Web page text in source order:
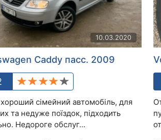
10.03.2020
Caddy пасс. 2009
сімейний автомобіль, для
та недуже поїздок, підходить
Недороге обслуг...